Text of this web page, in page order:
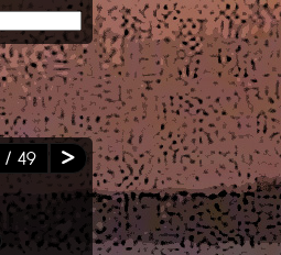
/ 49
Crockett
41